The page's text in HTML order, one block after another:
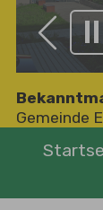
Zurück
Gemeinde